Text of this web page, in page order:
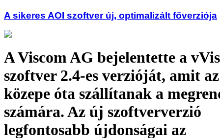
A sikeres AOI szoftver új, optimalizált főverziója
A Viscom AG bejelentette a
szoftver 2.4-es verzióját, amit
közepe óta szállítanak a
számára. Az új szoftververzió
legfontosabb újdonságai az